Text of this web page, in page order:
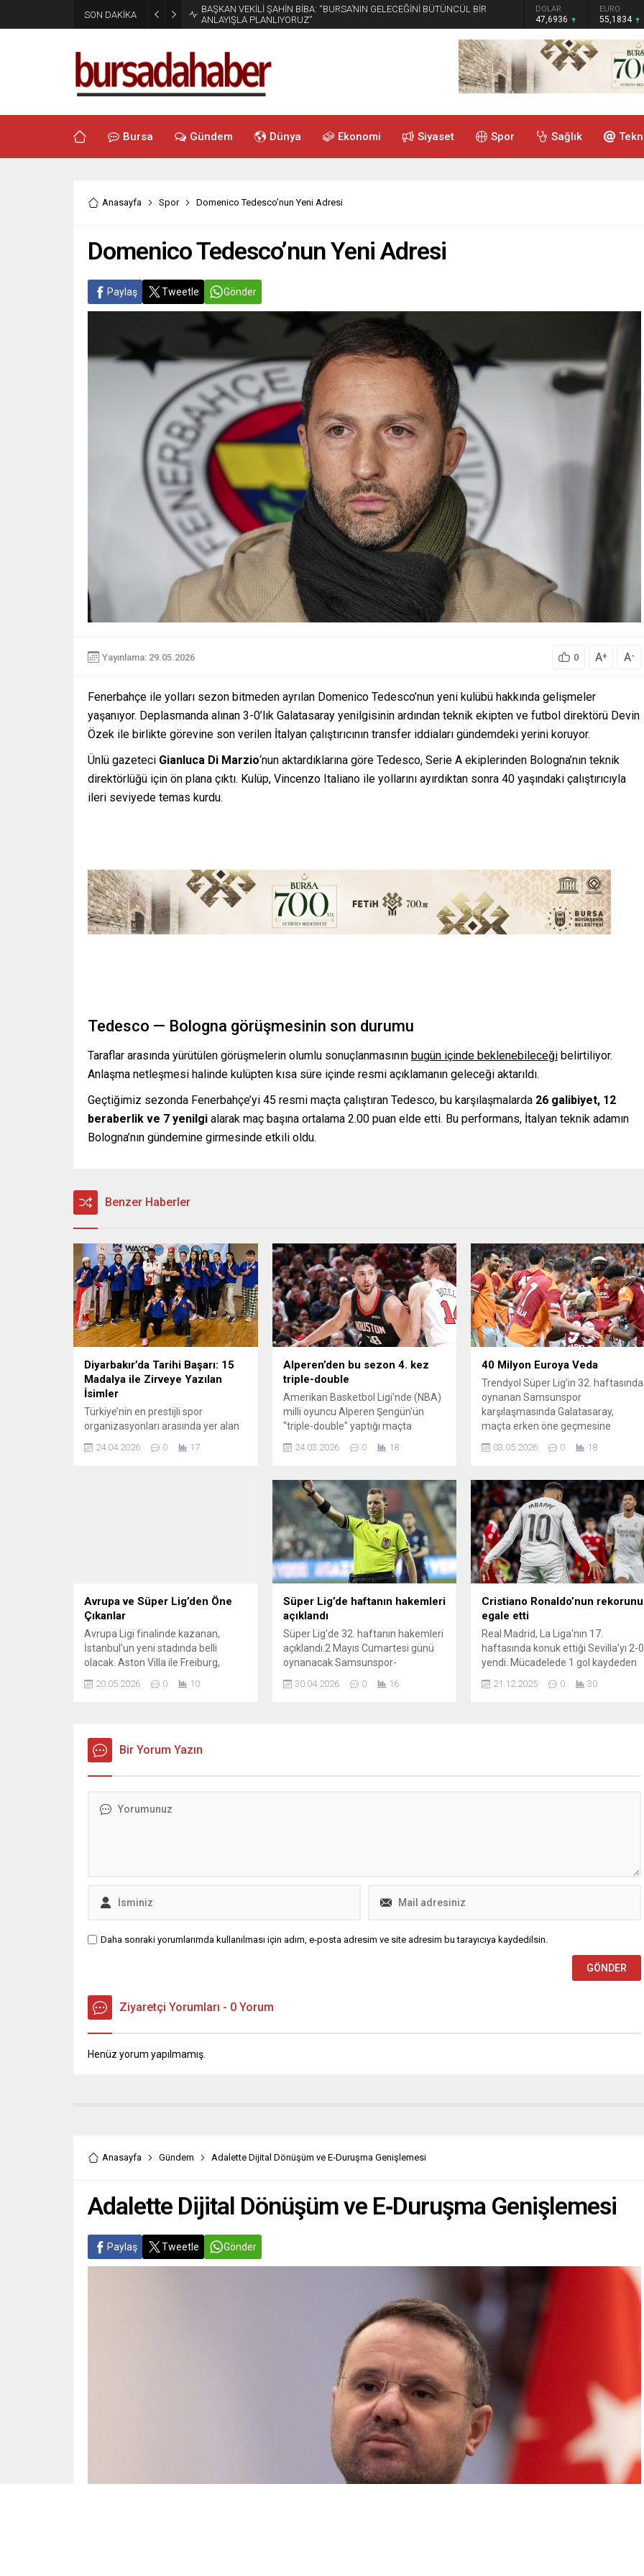
SON DAKİKA
BAŞKAN VEKİLİ ŞAHİN BİBA: “BURSA’NIN GELECEĞİNİ BÜTÜNCÜL BİR
ANLAYIŞLA PLANLIYORUZ”
GRAM ALTIN DOLAR
47,6936
EURO
55,1834
Bursa Gündem Dünya Ekonomi Siyaset Spor Sağlık
Anasayfa Spor Domenico Tedesco’nun Yeni Adresi
Domenico Tedesco’nun Yeni Adresi
Paylaş Tweetle Gönder
Yayınlama: 29.05.2026 0 A+ A-
Fenerbahçe ile yolları sezon bitmeden ayrılan Domenico Tedesco’nun yeni kulübü hakkında gelişmeler
yaşanıyor. Deplasmanda alınan 3-0’lık Galatasaray yenilgisinin ardından teknik ekipten ve futbol direktörü Devin
Özek ile birlikte görevine son verilen İtalyan çalıştırıcının transfer iddiaları gündemdeki yerini koruyor.
Ünlü gazeteci Gianluca Di Marzio‘nun aktardıklarına göre Tedesco, Serie A ekiplerinden Bologna’nın teknik
direktörlüğü için ön plana çıktı. Kulüp, Vincenzo Italiano ile yollarını ayırdıktan sonra 40 yaşındaki çalıştırıcıyla
ileri seviyede temas kurdu.
Tedesco — Bologna görüşmesinin son durumu
Taraflar arasında yürütülen görüşmelerin olumlu sonuçlanmasının bugün içinde beklenebileceği belirtiliyor.
Anlaşma netleşmesi halinde kulüpten kısa süre içinde resmi açıklamanın geleceği aktarıldı.
Geçtiğimiz sezonda Fenerbahçe’yi 45 resmi maçta çalıştıran Tedesco, bu karşılaşmalarda 26 galibiyet, 12
beraberlik ve 7 yenilgi alarak maç başına ortalama 2.00 puan elde etti. Bu performans, İtalyan teknik adamın
Bologna’nın gündemine girmesinde etkili oldu.
Benzer Haberler
Diyarbakır’da Tarihi Başarı: 15
Madalya ile Zirveye Yazılan
İsimler
Türkiye’nin en prestijli spor
organizasyonları arasında yer alan
yıl 26 Mart – 3 Nisan tarihleri
24.04.2026 0 17
Alperen’den bu sezon 4. kez
triple-double
Amerikan Basketbol Ligi'nde (NBA)
milli oyuncu Alperen Şengün'ün
"triple-double" yaptığı maçta
132-124 yenildi.
24.03.2026 0 18
40 Milyon Euroya Veda
Trendyol Süper Lig’in 32. haftasında
oynanan Samsunspor
karşılaşmasında Galatasaray,
maçta erken öne geçmesine
Bu yenilgi, şampiyonluğu
erteledi ve sarı-kırmızılı ekibin
sezon sonu planlarını etkiledi. Öte
yandan transfer dönemiyle birlikte
takımın kadrosuna yapılacak
takviyeler gündemde. Özellikle
Gabriel Sara için gelen teklifler ve...
03.05.2026 0 18
Avrupa ve Süper Lig’den Öne
Çıkanlar
Avrupa Ligi finalinde kazanan,
İstanbul’un yeni stadında belli
olacak. Aston Villa ile Freiburg,
kupayı ilk kez kaldırma hedefiyle
karşılaşırken, iki takımın toplam
saha performansları belirleyici oldu;
bazı takımlar evlerinde aldıkları
sonuçlarla zirveye çıktı. Beşiktaş ve
20.05.2026 0 10
Süper Lig’de haftanın hakemleri
açıklandı
Süper Lig'de 32. haftanın hakemleri
açıklandı.2 Mayıs Cumartesi günü
oynanacak Samsunspor-
Galatasaray maçına Reşat Onur
Coşkunses atandı. Aynı gün
30.04.2026 0 16
Cristiano Ronaldo’nun rekorunu
egale etti
Real Madrid, La Liga'nın 17.
haftasında konuk ettiği Sevilla'yı 2-0
yendi. Mücadelede 1 gol kaydeden
Kylian Mbappe, 59 gole ulaştı ve
Cristiano Ronaldo'nun Real
21.12.2025 0 30
Bir Yorum Yazın
Daha sonraki yorumlarımda kullanılması için adım, e-posta adresim ve site adresim bu tarayıcıya kaydedilsin.
Ziyaretçi Yorumları - 0 Yorum
Henüz yorum yapılmamış.
Anasayfa Gündem Adalette Dijital Dönüşüm ve E‑Duruşma Genişlemesi
Adalette Dijital Dönüşüm ve E‑Duruşma Genişlemesi
Paylaş Tweetle Gönder